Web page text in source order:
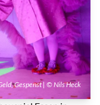
Gespenst | © Nils Heck